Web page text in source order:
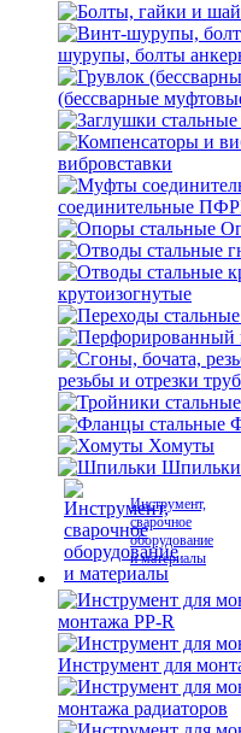
шурупы, болты
(бессварные
вибровставки
соединительные
крутоизогнутые
резьбы и отрезки труб
Хомуты
Шпильки
Инструмент,
сварочное
оборудование
и материалы
монтажа PP-R
Инструмент для
монтажа радиаторов